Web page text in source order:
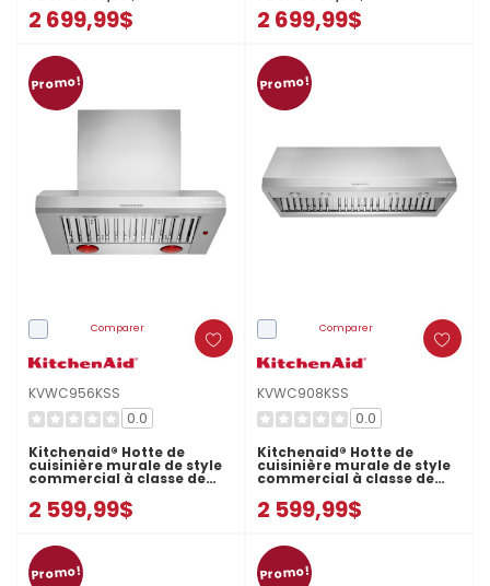
2 699,99$ 2 699,99$
Promo!
Comparer
KVWC956KSS
0.0
Kitchenaid® Hotte de
cuisinière murale de style
commercial à classe de
cu/min - 36 po
KVWC956KSS
2 599,99$
Promo!
Comparer
KVWC908KSS
0.0
Kitchenaid® Hotte de
cuisinière murale de style
commercial à classe de
cu/min - 48 po
KVWC908KSS
2 599,99$
Promo! Promo!